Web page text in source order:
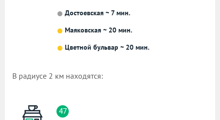
Достоевская ~ 7 мин.
Маяковская ~ 20 мин.
Цветной бульвар ~ 20 мин.
В радиусе 2 км находятся:
47